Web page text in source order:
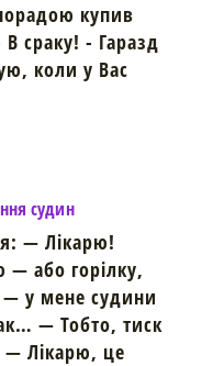
купив
В сраку! - Гаразд
коли у Вас
судин
— Лікарю!
— або горілку,
у мене судини
— Тобто, тиск
— Лікарю, це